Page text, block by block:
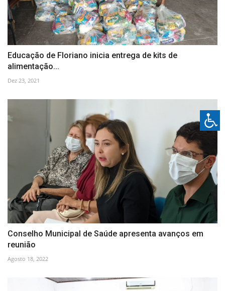
Educação de Floriano inicia entrega de kits de
alimentação...
Dez 23, 2021
Conselho Municipal de Saúde apresenta avanços em
reunião
Agosto 18, 2022